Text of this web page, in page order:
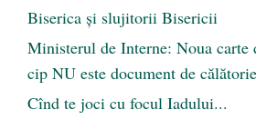
Biserica și slujitorii Bisericii
Ministerul de Interne: Noua carte
cip NU este document de călătorie
Cînd te joci cu focul Iadului...